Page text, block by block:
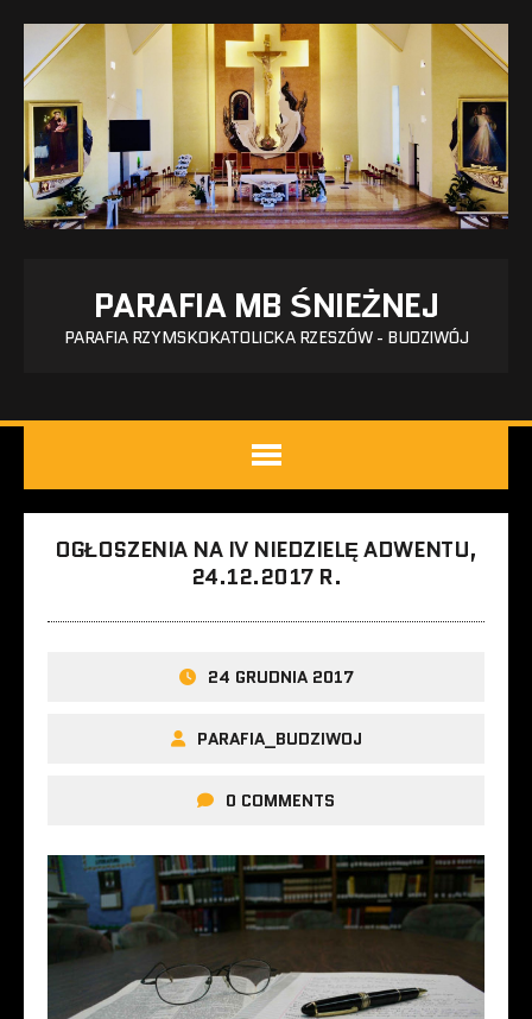
PARAFIA MB ŚNIEŻNEJ
PARAFIA RZYMSKOKATOLICKA RZESZÓW - BUDZIWÓJ
OGŁOSZENIA NA IV NIEDZIELĘ ADWENTU,
24.12.2017 R.
24 GRUDNIA 2017
PARAFIA_BUDZIWOJ
0 COMMENTS